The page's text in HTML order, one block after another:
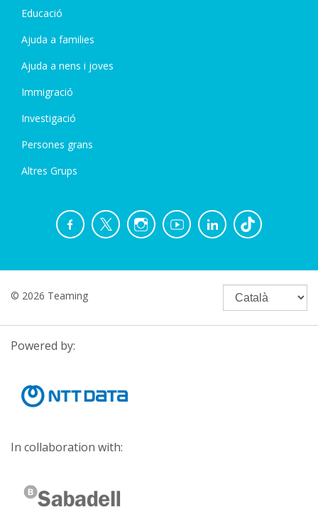
Educació
Ajuda a families
Ajuda a nens i joves
Immigració
Investigació
Persones grans
Altres Grups
© 2026 Teaming
Powered by:
In collaboration with: